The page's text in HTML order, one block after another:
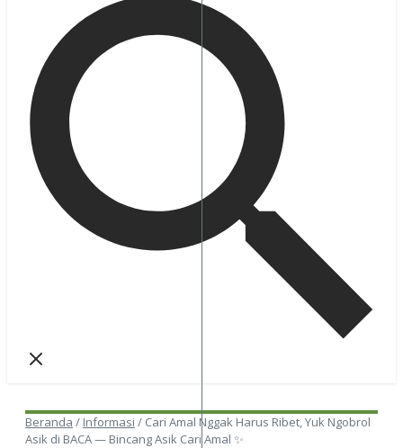
Beranda / Informasi / Cari Amal Nggak Harus Ribet, Yuk Ngobrol
Asik di BACA — Bincang Asik Cari Amal ✨